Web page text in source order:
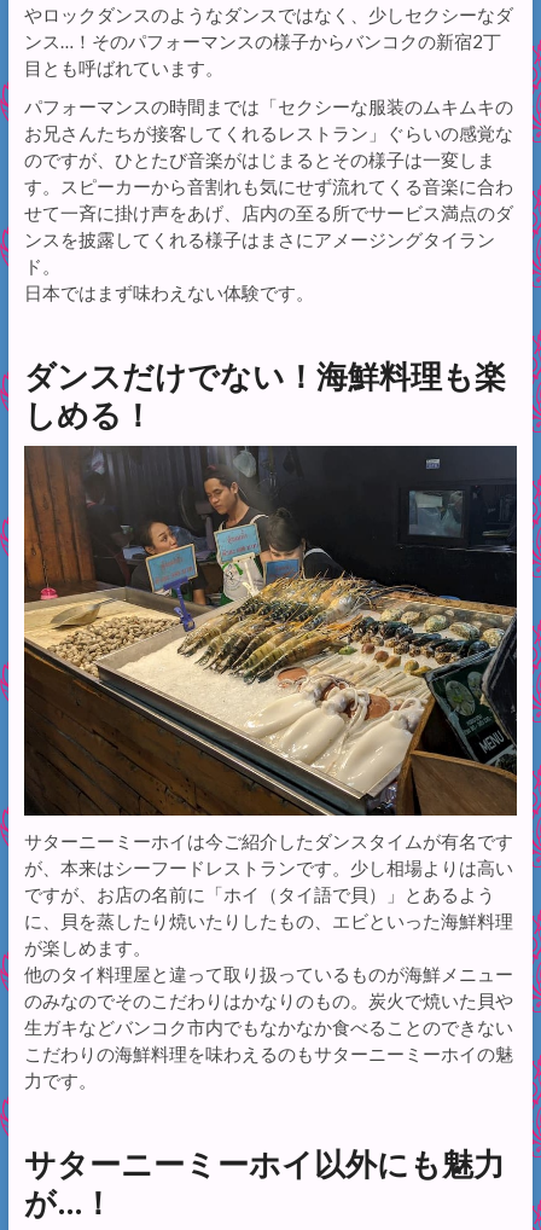
やロックダンスのようなダンスではなく、少しセクシーなダ
ンス…！そのパフォーマンスの様子からバンコクの新宿2丁
目とも呼ばれています。
パフォーマンスの時間までは「セクシーな服装のムキムキの
お兄さんたちが接客してくれるレストラン」ぐらいの感覚な
のですが、ひとたび音楽がはじまるとその様子は一変しま
す。スピーカーから音割れも気にせず流れてくる音楽に合わ
せて一斉に掛け声をあげ、店内の至る所でサービス満点のダ
ンスを披露してくれる様子はまさにアメージングタイラン
ド。
日本ではまず味わえない体験です。
ダンスだけでない！海鮮料理も楽
しめる！
サターニーミーホイは今ご紹介したダンスタイムが有名です
が、本来はシーフードレストランです。少し相場よりは高い
ですが、お店の名前に「ホイ（タイ語で貝）」とあるよう
に、貝を蒸したり焼いたりしたもの、エビといった海鮮料理
が楽しめます。
他のタイ料理屋と違って取り扱っているものが海鮮メニュー
のみなのでそのこだわりはかなりのもの。炭火で焼いた貝や
生ガキなどバンコク市内でもなかなか食べることのできない
こだわりの海鮮料理を味わえるのもサターニーミーホイの魅
力です。
サターニーミーホイ以外にも魅力
が…！